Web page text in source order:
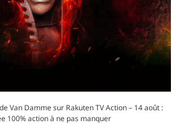
Van Damme sur Rakuten TV Action – 14 août :
100% action à ne pas manquer